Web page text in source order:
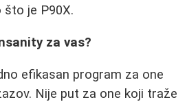
što je P90X.
za vas?
efikasan program za one
Nije put za one koji traže